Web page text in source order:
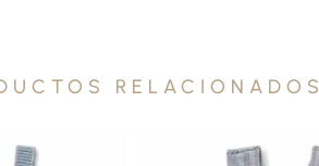
RELACIONADOS